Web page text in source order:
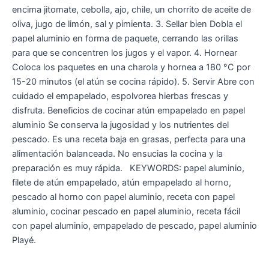
encima jitomate, cebolla, ajo, chile, un chorrito de aceite de
oliva, jugo de limón, sal y pimienta. 3. Sellar bien Dobla el
papel aluminio en forma de paquete, cerrando las orillas
para que se concentren los jugos y el vapor. 4. Hornear
Coloca los paquetes en una charola y hornea a 180 °C por
15-20 minutos (el atún se cocina rápido). 5. Servir Abre con
cuidado el empapelado, espolvorea hierbas frescas y
disfruta. Beneficios de cocinar atún empapelado en papel
aluminio Se conserva la jugosidad y los nutrientes del
pescado. Es una receta baja en grasas, perfecta para una
alimentación balanceada. No ensucias la cocina y la
preparación es muy rápida. KEYWORDS: papel aluminio,
filete de atún empapelado, atún empapelado al horno,
pescado al horno con papel aluminio, receta con papel
aluminio, cocinar pescado en papel aluminio, receta fácil
con papel aluminio, empapelado de pescado, papel aluminio
Playé.